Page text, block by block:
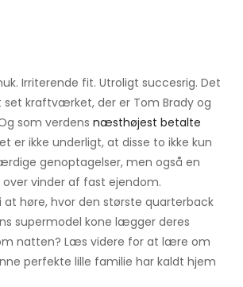
Irriterende fit. Utroligt succesrig. Det
kraftværket, der er Tom Brady og
som verdens næsthøjest betalte
er ikke underligt, at disse to ikke kun
genoptagelser, men også en
vinder af fast ejendom.
at høre, hvor den største quarterback
supermodel kone lægger deres
natten? Læs videre for at lære om
perfekte lille familie har kaldt hjem